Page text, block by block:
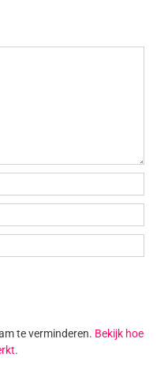
te verminderen. Bekijk hoe
.